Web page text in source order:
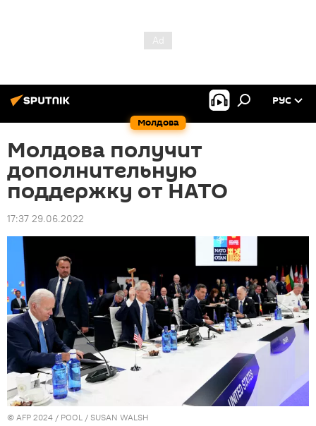
Молдова
РУС
Молдова получит
дополнительную
поддержку от НАТО
17:37 29.06.2022
© AFP 2024 / POOL / SUSAN WALSH